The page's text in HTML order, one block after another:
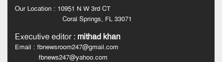
Our Location : 10951 N W 3rd CT
Coral Springs, FL 33071
Executive editor: mithad khan
Email : fbnewsroom247@gmail.com
fbnews247@yahoo.com